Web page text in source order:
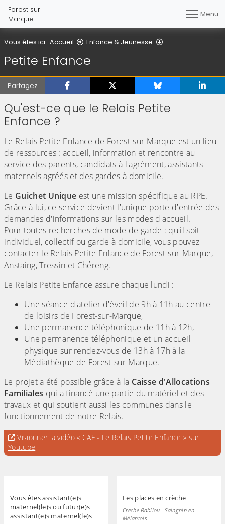
Forest sur
Marque
Menu
Vous êtes ici : Accueil Enfance & Jeunesse
Petite Enfance
Partagez
Qu'est-ce que le Relais Petite
Enfance ?
Le Relais Petite Enfance de Forest-sur-Marque est un lieu
de ressources : accueil, information et rencontre au
service des parents, candidats à l'agrément, assistants
maternels agréés et des gardes à domicile.
Le Guichet Unique est une mission spécifique au RPE.
Grâce à lui, ce service devient l'unique porte d'entrée des
demandes d'informations sur les modes d'accueil.
Pour toutes recherches de mode de garde : qu'il soit
individuel, collectif ou garde à domicile, vous pouvez
contacter le Relais Petite Enfance de Forest-sur-Marque,
Anstaing, Tressin et Chéreng.
Le Relais Petite Enfance assure chaque lundi :
Une séance d'atelier d'éveil de 9h à 11h au centre
de loisirs de Forest-sur-Marque,
Une permanence téléphonique de 11h à 12h,
Une permanence téléphonique et un accueil
physique sur rendez-vous de 13h à 17h à la
Médiathèque de Forest-sur-Marque.
Le projet a été possible grâce à la Caisse d'Allocations
Familiales qui a financé une partie du matériel et des
travaux et qui soutient aussi les communes dans le
fonctionnement de notre Relais.
Evitez la vidéo « CAF - Le Relais Petite Enfance
» intégrée ci-après et aller au lien qui permet
Visionner la vidéo « CAF - Le Relais Petite Enfance » sur
Youtube
Vous êtes assistant(e)s
maternel(le)s ou futur(e)s
assistant(e)s maternel(le)s
Les places en crèche
Crèche Babilou - Sainghin-en-
Mélantois